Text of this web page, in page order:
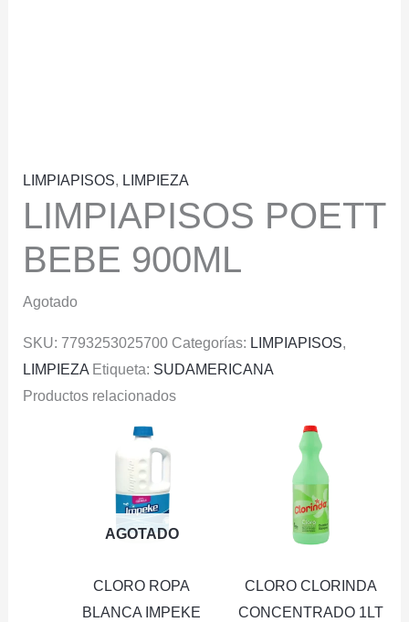
LIMPIAPISOS, LIMPIEZA
LIMPIAPISOS POETT
BEBE 900ML
Agotado
SKU: 7793253025700 Categorías: LIMPIAPISOS,
LIMPIEZA Etiqueta: SUDAMERICANA
Productos relacionados
AGOTADO
CLORO ROPA
BLANCA IMPEKE
CLORO CLORINDA
CONCENTRADO 1LT